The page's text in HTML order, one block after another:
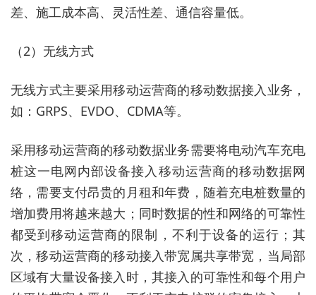
差、施工成本高、灵活性差、通信容量低。
（2）无线方式
无线方式主要采用移动运营商的移动数据接入业务，
如：GRPS、EVDO、CDMA等。
采用移动运营商的移动数据业务需要将电动汽车充电
桩这一电网内部设备接入移动运营商的移动数据网
络，需要支付昂贵的月租和年费，随着充电桩数量的
增加费用将越来越大；同时数据的性和网络的可靠性
都受到移动运营商的限制，不利于设备的运行；其
次，移动运营商的移动接入带宽属共享带宽，当局部
区域有大量设备接入时，其接入的可靠性和每个用户